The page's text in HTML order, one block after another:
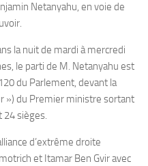
Netanyahu, en voie de
la nuit de mardi à mercredi
le parti de M. Netanyahu est
du Parlement, devant la
») du Premier ministre sortant
24 sièges.
d’extrême droite
et Itamar Ben Gvir avec